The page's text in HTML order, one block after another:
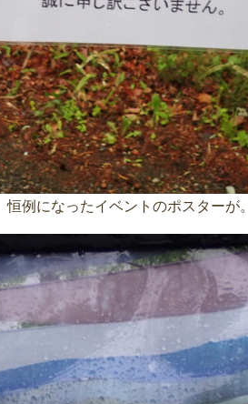
恒例になったイベントのポスターが。